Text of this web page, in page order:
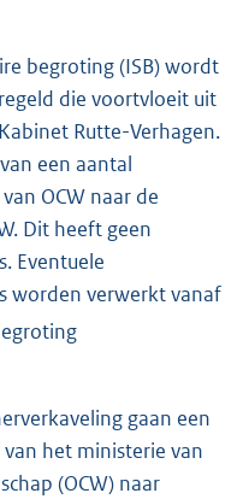
begroting (ISB) wordt
die voortvloeit uit
Rutte-Verhagen.
een aantal
OCW naar de
Dit heeft geen
Eventuele
worden verwerkt vanaf
gaan een
het ministerie van
(OCW) naar